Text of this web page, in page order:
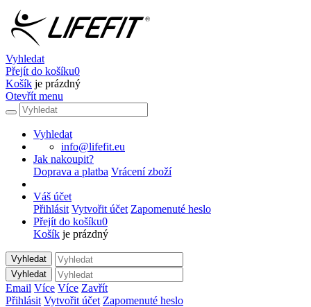
Vyhledat
Přejít do košíku0
Košík je prázdný
Otevřít menu
Vyhledat
info@lifefit.eu
Jak nakoupit?
Doprava a platba Vrácení zboží
Váš účet
Přihlásit Vytvořit účet Zapomenuté heslo
Přejít do košíku0
Košík je prázdný
Vyhledat
Vyhledat
Email Více Více Zavřít
Přihlásit Vytvořit účet Zapomenuté heslo